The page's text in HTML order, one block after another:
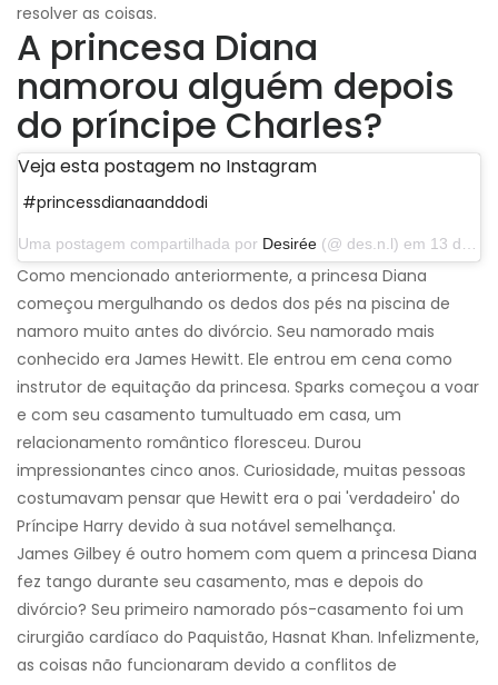
resolver as coisas.
A princesa Diana
namorou alguém depois
do príncipe Charles?
Veja esta postagem no Instagram
#princessdianaanddodi
Uma postagem compartilhada por Desirée (@ des.n.l) em 13 de abril de 2014 às 12h43 PDT
Como mencionado anteriormente, a princesa Diana
começou mergulhando os dedos dos pés na piscina de
namoro muito antes do divórcio. Seu namorado mais
conhecido era James Hewitt. Ele entrou em cena como
instrutor de equitação da princesa. Sparks começou a voar
e com seu casamento tumultuado em casa, um
relacionamento romântico floresceu. Durou
impressionantes cinco anos. Curiosidade, muitas pessoas
costumavam pensar que Hewitt era o pai 'verdadeiro' do
Príncipe Harry devido à sua notável semelhança.
James Gilbey é outro homem com quem a princesa Diana
fez tango durante seu casamento, mas e depois do
divórcio? Seu primeiro namorado pós-casamento foi um
cirurgião cardíaco do Paquistão, Hasnat Khan. Infelizmente,
as coisas não funcionaram devido a conflitos de